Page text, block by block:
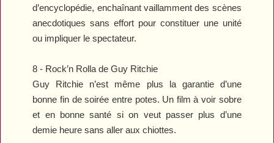
d’encyclopédie, enchaînant vaillamment des scènes
anecdotiques sans effort pour constituer une unité
ou impliquer le spectateur.
8 - Rock’n Rolla de Guy Ritchie
Guy Ritchie n’est même plus la garantie d’une
bonne fin de soirée entre potes. Un film à voir sobre
et en bonne santé si on veut passer plus d’une
demie heure sans aller aux chiottes.